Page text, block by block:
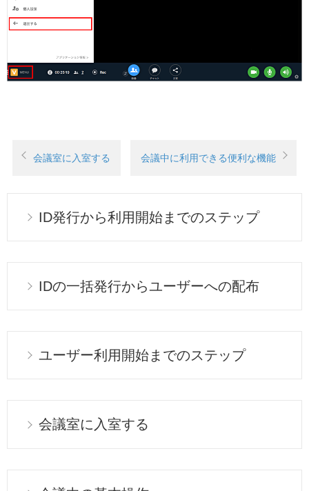
会議室に入室する 会議中に利用できる便利な機能
ID発行から利用開始までのステップ
IDの一括発行からユーザーへの配布
ユーザー利用開始までのステップ
会議室に入室する